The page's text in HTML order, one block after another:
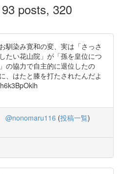
posts, 320
馴染み寛和の変、実は「さっさ
たい花山院」が「孫を皇位につ
の協力で自主的に退位したの
、はたと膝を打たされたんだよ
@nonomaru116 (投稿一覧)